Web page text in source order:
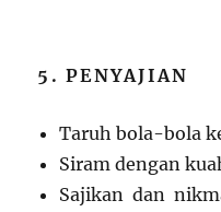
5. PENYAJIAN
Taruh bola-bola
Siram dengan
Sajikan dan